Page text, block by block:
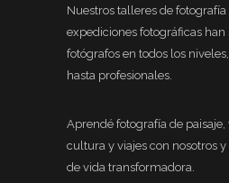
Nuestros talleres de
expediciones fotográficas han
fotógrafos en todos los
hasta profesionales.
Aprendé fotografía de paisaje,
cultura y viajes con nosotros
de vida transformadora.